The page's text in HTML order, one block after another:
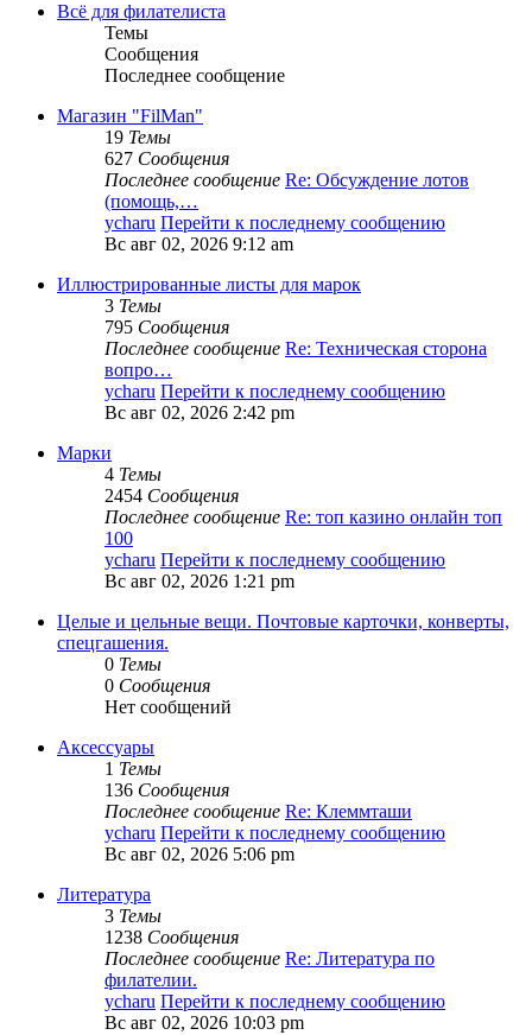
Всё для филателиста
Темы
Сообщения
Последнее сообщение
Магазин "FilMan"
19 Темы
627 Сообщения
Последнее сообщение Re: Обсуждение лотов
(помощь,…
ycharu Перейти к последнему сообщению
Вс авг 02, 2026 9:12 am
Иллюстрированные листы для марок
3 Темы
795 Сообщения
Последнее сообщение Re: Техническая сторона
вопро…
ycharu Перейти к последнему сообщению
Вс авг 02, 2026 2:42 pm
Марки
4 Темы
2454 Сообщения
Последнее сообщение Re: топ казино онлайн топ
100
ycharu Перейти к последнему сообщению
Вс авг 02, 2026 1:21 pm
Целые и цельные вещи. Почтовые карточки, конверты,
спецгашения.
0 Темы
0 Сообщения
Нет сообщений
Аксессуары
1 Темы
136 Сообщения
Последнее сообщение Re: Клеммташи
ycharu Перейти к последнему сообщению
Вс авг 02, 2026 5:06 pm
Литература
3 Темы
1238 Сообщения
Последнее сообщение Re: Литература по
филателии.
ycharu Перейти к последнему сообщению
Вс авг 02, 2026 10:03 pm